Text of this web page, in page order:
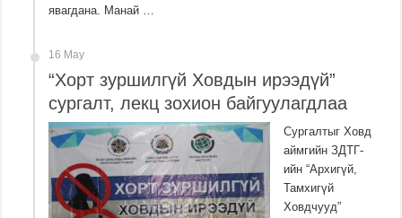
явагдана. Манай …
16 May
“Хорт зуршилгүй Ховдын ирээдүй”
сургалт, лекц зохион байгуулагдлаа
Сургалтыг Ховд
аймгийн ЗДТГ-
ийн “Архигүй,
Тамхигүй
Ховдчууд”